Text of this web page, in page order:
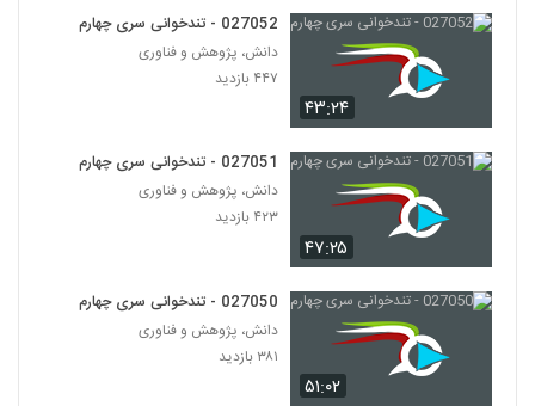
027053 - تندخوانی سری چهارم
۴۳:۲۴
027052 - تندخوانی سری چهارم
دانش، پژوهش و فناوری
۴۴۷ بازدید
۴۷:۲۵
027051 - تندخوانی سری چهارم
دانش، پژوهش و فناوری
۴۲۳ بازدید
۵۱:۰۲
027050 - تندخوانی سری چهارم
دانش، پژوهش و فناوری
۳۸۱ بازدید